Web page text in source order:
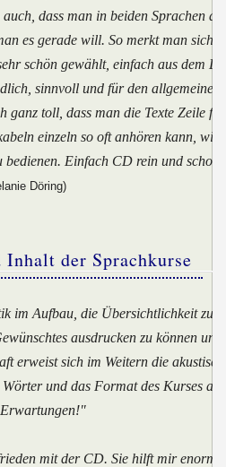
dass man in beiden Sprachen
es gerade will. So merkt man sich
schön gewählt, einfach aus dem
sinnvoll und für den allgemeinen
ganz toll, dass man die Texte Zeile
einzeln so oft anhören kann,
Einfach CD rein und schon
Döring)
der Sprachkurse
im Aufbau, die Übersichtlichkeit
ausdrucken zu können und
erweist sich im Weitern die
und das Format des Kurses
mit der CD. Sie hilft mir enorm